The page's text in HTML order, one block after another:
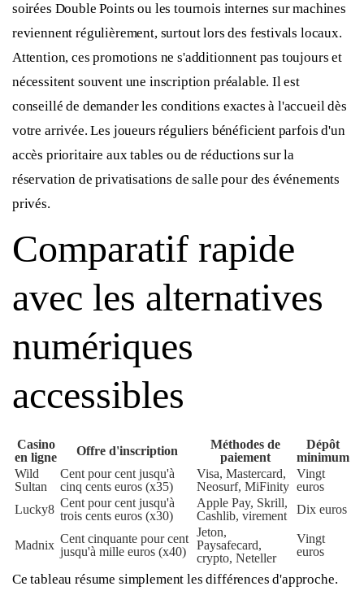
soirées Double Points ou les tournois internes sur machines
reviennent régulièrement, surtout lors des festivals locaux.
Attention, ces promotions ne s'additionnent pas toujours et
nécessitent souvent une inscription préalable. Il est
conseillé de demander les conditions exactes à l'accueil dès
votre arrivée. Les joueurs réguliers bénéficient parfois d'un
accès prioritaire aux tables ou de réductions sur la
réservation de privatisations de salle pour des événements
privés.
Comparatif rapide
avec les alternatives
numériques
accessibles
Casino
en ligne
Offre d'inscription
Méthodes de
paiement
Dépôt
minimum
Wild
Sultan
Cent pour cent jusqu'à
cinq cents euros (x35)
Visa, Mastercard,
Neosurf, MiFinity
Vingt
euros
Lucky8 Cent pour cent jusqu'à
trois cents euros (x30)
Apple Pay, Skrill,
Cashlib, virement
Dix euros
Madnix Cent cinquante pour cent
jusqu'à mille euros (x40)
Jeton,
Paysafecard,
crypto, Neteller
Vingt
euros
Ce tableau résume simplement les différences d'approche.